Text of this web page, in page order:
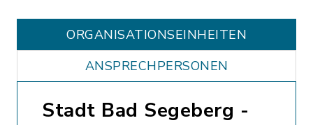
ORGANISATIONS­EINHEITEN
ANSPRECHPERSONEN
Stadt Bad Segeberg -